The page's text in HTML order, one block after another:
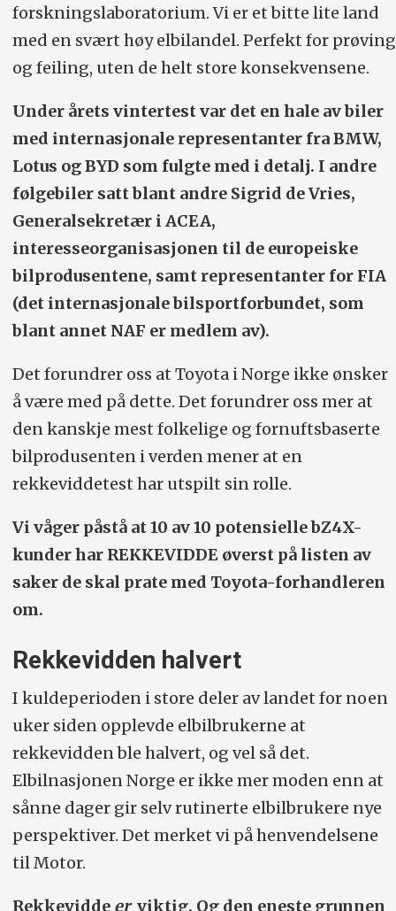
forskningslaboratorium. Vi er et bitte lite land
med en svært høy elbilandel. Perfekt for prøving
og feiling, uten de helt store konsekvensene.
Under årets vintertest var det en hale av biler
med internasjonale representanter fra BMW,
Lotus og BYD som fulgte med i detalj. I andre
følgebiler satt blant andre Sigrid de Vries,
Generalsekretær i ACEA,
interesseorganisasjonen til de europeiske
bilprodusentene, samt representanter for FIA
(det internasjonale bilsportforbundet, som
blant annet NAF er medlem av).
Det forundrer oss at Toyota i Norge ikke ønsker
å være med på dette. Det forundrer oss mer at
den kanskje mest folkelige og fornuftsbaserte
bilprodusenten i verden mener at en
rekkeviddetest har utspilt sin rolle.
Vi våger påstå at 10 av 10 potensielle bZ4X-
kunder har REKKEVIDDE øverst på listen av
saker de skal prate med Toyota-forhandleren
om.
Rekkevidden halvert
I kuldeperioden i store deler av landet for noen
uker siden opplevde elbilbrukerne at
rekkevidden ble halvert, og vel så det.
Elbilnasjonen Norge er ikke mer moden enn at
sånne dager gir selv rutinerte elbilbrukere nye
perspektiver. Det merket vi på henvendelsene
til Motor.
Rekkeviddeer viktig. Og den eneste grunnen